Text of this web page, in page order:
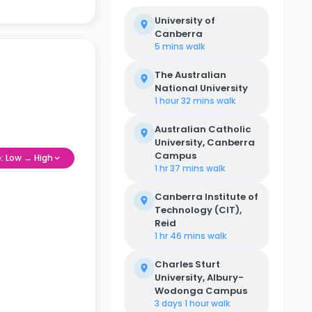
Low → High
University of
Canberra
5 mins walk
The Australian
National University
1 hour 32 mins walk
Australian Catholic
University, Canberra
Campus
1 hr 37 mins walk
Canberra Institute of
Technology (CIT),
Reid
1 hr 46 mins walk
Charles Sturt
University, Albury-
Wodonga Campus
3 days 1 hourwalk